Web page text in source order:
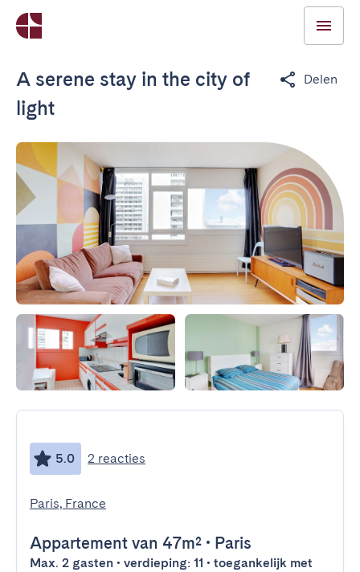
A serene stay in the city of
light
Delen
5.0 2 reacties
Paris, France
Appartement van 47m² • Paris
Max. 2 gasten • verdieping: 11 • toegankelijk met